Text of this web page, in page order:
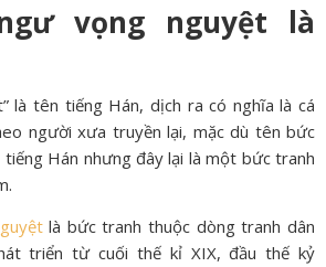
vọng nguyệt là
là tên tiếng Hán, dịch ra có nghĩa là cá
người xưa truyền lại, mặc dù tên bức
Hán nhưng đây lại là một bức tranh
là bức tranh thuộc dòng tranh dân
triển từ cuối thế kỉ XIX, đầu thế kỷ